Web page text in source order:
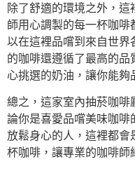
除了舒適的環境之外，
師用心調製的每一杯咖
以在這裡品嚐到來自世界
的咖啡還遵循了最高的
心挑選的奶油，讓你能夠
總之，這家室內抽菸咖啡
論你是喜愛品嚐美味咖啡
放鬆身心的人，這裡都會
杯咖啡，讓專業的咖啡師